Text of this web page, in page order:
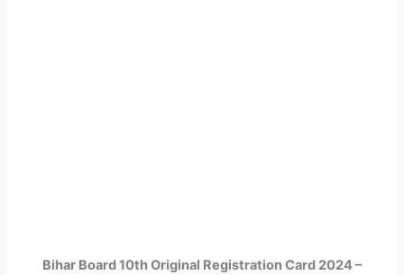
Bihar Board 10th Original Registration Card 2024 –